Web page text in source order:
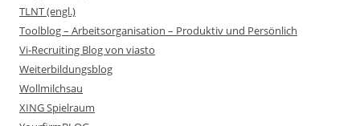
TLNT (engl.)
Toolblog – Arbeitsorganisation – Produktiv und Persönlich
Vi-Recruiting Blog von viasto
Weiterbildungsblog
Wollmilchsau
XING Spielraum